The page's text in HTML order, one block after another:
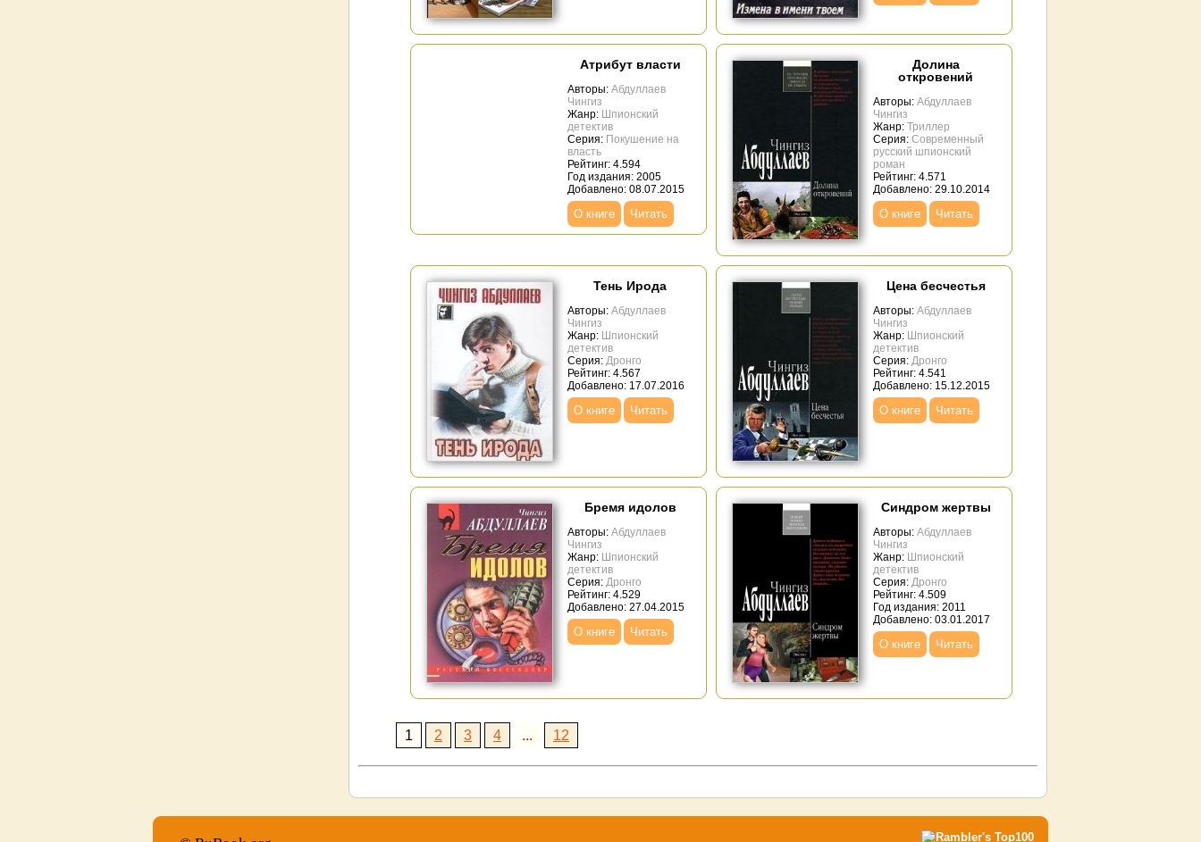
Атрибут власти
Авторы: Абдуллаев
Чингиз
Жанр: Шпионский
детектив
Серия: Покушение на
власть
Рейтинг: 4.594
Год издания: 2005
Добавлено: 08.07.2015
О книге Читать
Долина
откровений
Авторы: Абдуллаев
Чингиз
Жанр: Триллер
Серия: Современный
русский шпионский
роман
Рейтинг: 4.571
Добавлено: 29.10.2014
О книге Читать
Тень Ирода
Авторы: Абдуллаев
Чингиз
Жанр: Шпионский
детектив
Серия: Дронго
Рейтинг: 4.567
Добавлено: 17.07.2016
О книге Читать
Цена бесчестья
Авторы: Абдуллаев
Чингиз
Жанр: Шпионский
детектив
Серия: Дронго
Рейтинг: 4.541
Добавлено: 15.12.2015
О книге Читать
Бремя идолов
Авторы: Абдуллаев
Чингиз
Жанр: Шпионский
детектив
Серия: Дронго
Рейтинг: 4.529
Добавлено: 27.04.2015
О книге Читать
Синдром жертвы
Авторы: Абдуллаев
Чингиз
Жанр: Шпионский
детектив
Серия: Дронго
Рейтинг: 4.509
Год издания: 2011
Добавлено: 03.01.2017
О книге Читать
1 2 3 4 ... 12